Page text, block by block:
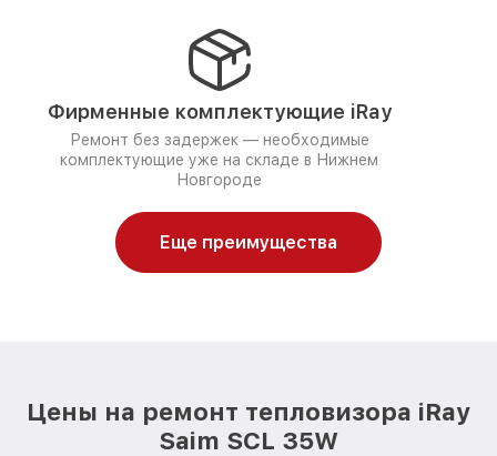
Фирменные комплектующие iRay
Ремонт без задержек — необходимые
комплектующие уже на складе в Нижнем
Новгороде
Еще преимущества
Цены на ремонт тепловизора iRay
Saim SCL 35W